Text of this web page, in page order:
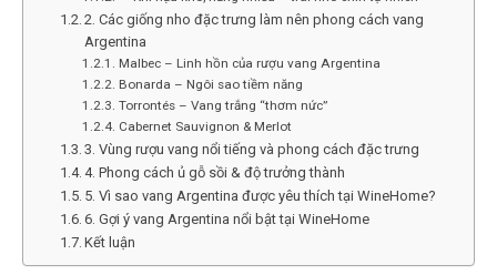
2. Các giống nho đặc trưng làm nên phong cách vang
Argentina
Malbec – Linh hồn của rượu vang Argentina
Bonarda – Ngôi sao tiềm năng
Torrontés – Vang trắng “thơm nức”
Cabernet Sauvignon & Merlot
3. Vùng rượu vang nổi tiếng và phong cách đặc trưng
4. Phong cách ủ gỗ sồi & độ trưởng thành
5. Vì sao vang Argentina được yêu thích tại WineHome?
6. Gợi ý vang Argentina nổi bật tại WineHome
Kết luận